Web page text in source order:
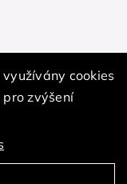
O nás
cookies
zvýšení